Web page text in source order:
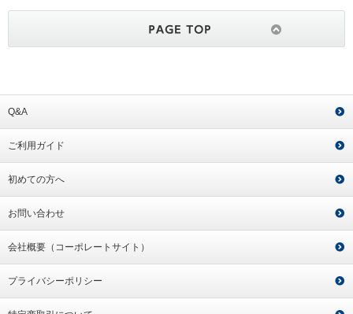
Q&A
ご利用ガイド
初めての方へ
お問い合わせ
会社概要（コーポレートサイト）
プライバシーポリシー